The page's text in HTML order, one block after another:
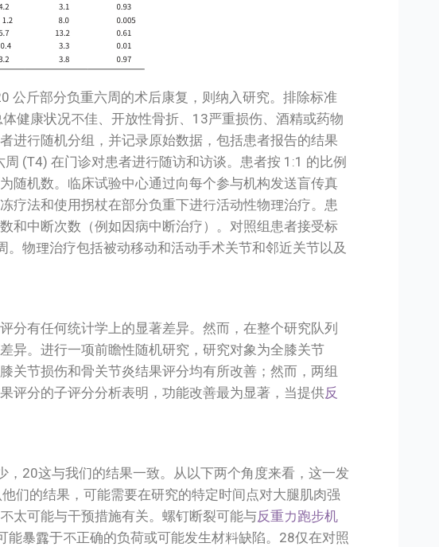
公斤部分负重六周的术后康复，则纳入研究。排除标准
健康状况不佳、开放性骨折、13严重损伤、酒精或药物
进行随机分组，并记录原始数据，包括患者报告的结果
(T4) 在门诊对患者进行随访和访谈。患者按 1:1 的比例
随机数。临床试验中心通过向每个参与机构发送盲传真
疗法和使用拐杖在部分负重下进行活动性物理治疗。患
和中断次数（例如因病中断治疗）。对照组患者接受标
物理治疗包括被动移动和活动手术关节和邻近关节以及
分有任何统计学上的显著差异。然而，在整个研究队列
异。进行一项前瞻性随机研究，研究对象为全膝关节
关节损伤和骨关节炎结果评分均有所改善；然而，两组
评分的子评分分析表明，功能改善最为显著，当提供反
20这与我们的结果一致。从以下两个角度来看，这一发
们的结果，可能需要在研究的特定时间点对大腿肌肉强
太可能与干预措施有关。螺钉断裂可能与反重力跑步机
暴露于不正确的负荷或可能发生材料缺陷。28仅在对照